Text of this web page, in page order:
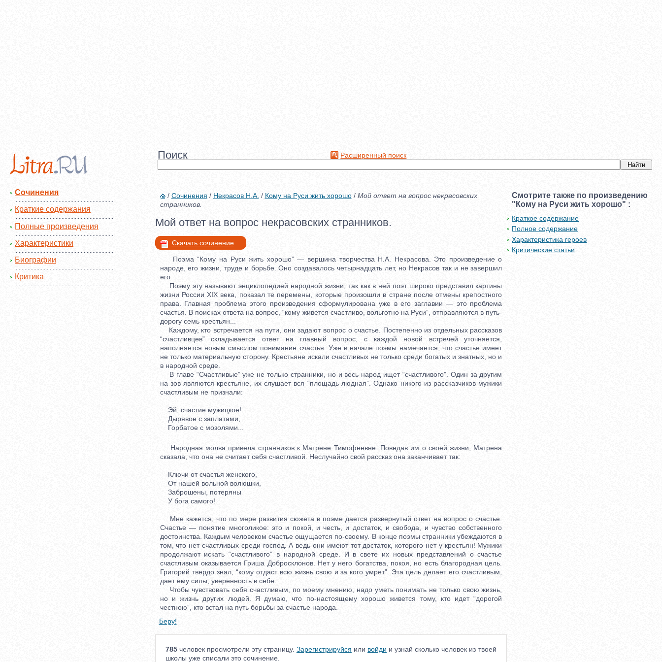
Поиск Расширенный поиск
Сочинения
Краткие содержания
Полные произведения
Характеристики
Биографии
Критика
/ Сочинения / Некрасов Н.А. / Кому на Руси жить хорошо/ Мой ответ на вопрос некрасовских
странников.
Мой ответ на вопрос некрасовских странников.
Скачать сочинение
Поэма “Кому на Руси жить хорошо” — вершина творчества Н.А. Некрасова. Это произведение о
народе, его жизни, труде и борьбе. Оно создавалось четырнадцать лет, но Некрасов так и не завершил
его.
Поэму эту называют энциклопедией народной жизни, так как в ней поэт широко представил картины
жизни России XIX века, показал те перемены, которые произошли в стране после отмены крепостного
права. Главная проблема этого произведения сформулирована уже в его заглавии — это проблема
счастья. В поисках ответа на вопрос, “кому живется счастливо, вольготно на Руси”, отправляются в путь-
дорогу семь крестьян...
Каждому, кто встречается на пути, они задают вопрос о счастье. Постепенно из отдельных рассказов
“счастливцев” складывается ответ на главный вопрос, с каждой новой встречей уточняется,
наполняется новым смыслом понимание счастья. Уже в начале поэмы намечается, что счастье имеет
не только материальную сторону. Крестьяне искали счастливых не только среди богатых и знатных, но и
в народной среде.
В главе “Счастливые” уже не только странники, но и весь народ ищет “счастливого”. Один за другим
на зов являются крестьяне, их слушает вся “площадь людная”. Однако никого из рассказчиков мужики
счастливым не признали:
Эй, счастие мужицкое!
Дырявое с заплатами,
Горбатое с мозолями...
Народная молва привела странников к Матрене Тимофеевне. Поведав им о своей жизни, Матрена
сказала, что она не считает себя счастливой. Неслучайно свой рассказ она заканчивает так:
Ключи от счастья женского,
От нашей вольной волюшки,
Заброшены, потеряны
У бога самого!
Мне кажется, что по мере развития сюжета в поэме дается развернутый ответ на вопрос о счастье.
Счастье — понятие многоликое: это и покой, и честь, и достаток, и свобода, и чувство собственного
достоинства. Каждым человеком счастье ощущается по-своему. В конце поэмы странники убеждаются в
том, что нет счастливых среди господ. А ведь они имеют тот достаток, которого нет у крестьян! Мужики
продолжают искать “счастливого” в народной среде. И в свете их новых представлений о счастье
счастливым оказывается Гриша Добросклонов. Нет у него богатства, покоя, но есть благородная цель.
Григорий твердо знал, “кому отдаст всю жизнь свою и за кого умрет”. Эта цель делает его счастливым,
дает ему силы, уверенность в себе.
Чтобы чувствовать себя счастливым, по моему мнению, надо уметь понимать не только свою жизнь,
но и жизнь других людей. Я думаю, что по-настоящему хорошо живется тому, кто идет “дорогой
честною”, кто встал на путь борьбы за счастье народа.
Беру!
785человек просмотрели эту страницу. Зарегистрируйся или войди и узнай сколько человек из твоей
школы уже списали это сочинение.
Смотрите также по произведению
"Кому на Руси жить хорошо" :
Краткое содержание
Полное содержание
Характеристика героев
Критические статьи